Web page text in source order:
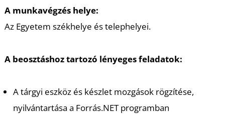
A munkavégzés helye:
Az Egyetem székhelye és telephelyei.
A beosztáshoz tartozó lényeges feladatok:
A tárgyi eszköz és készlet mozgások rögzítése,
nyilvántartása a Forrás.NET programban